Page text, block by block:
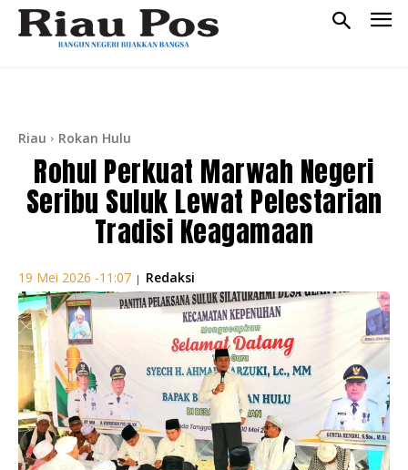
Riau Rokan Hulu
Rohul Perkuat Marwah Negeri
Seribu Suluk Lewat Pelestarian
Tradisi Keagamaan
19 Mei 2026 -11:07 | Redaksi